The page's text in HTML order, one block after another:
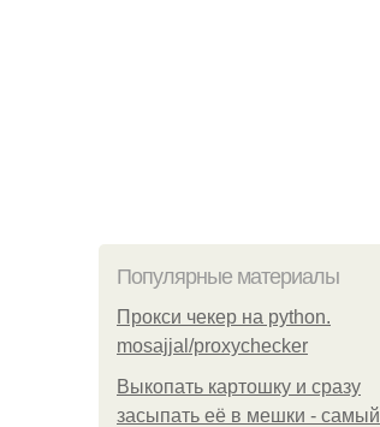
Популярные материалы
Прокси чекер на python.
mosajjal/proxychecker
Выкопать картошку и сразу
засыпать её в мешки - самый